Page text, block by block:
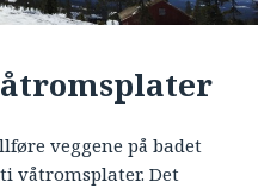
veggene på badet
våtromsplater. Det